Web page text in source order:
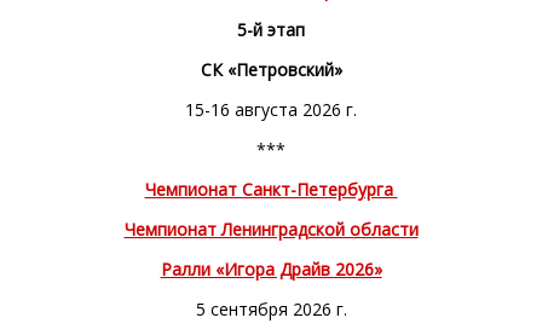
5-й этап
СК «Петровский»
15-16 августа 2026 г.
***
Чемпионат Санкт-Петербурга
Чемпионат Ленинградской области
Ралли «Игора Драйв 2026»
5 сентября 2026 г.